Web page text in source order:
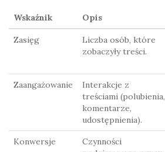
Wskaźnik Opis
Zasięg
Liczba osób, które
zobaczyły treści.
Zaangażowanie
Interakcje z
treściami (polubienia,
komentarze,
udostępnienia).
Konwersje
Czynności